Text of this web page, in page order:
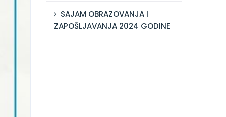
SAJAM OBRAZOVANJA I
ZAPOŠLJAVANJA 2024 GODINE